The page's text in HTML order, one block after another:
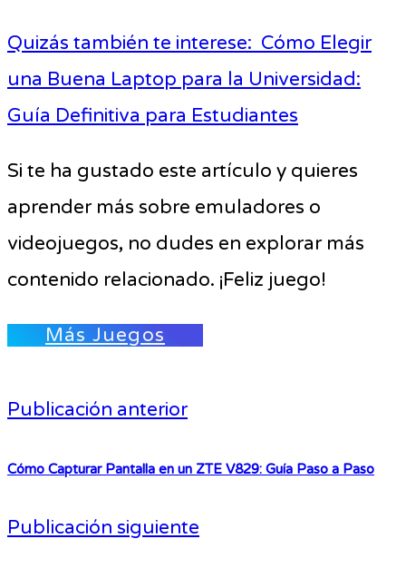
Quizás también te interese: Cómo Elegir
una Buena Laptop para la Universidad:
Guía Definitiva para Estudiantes
Si te ha gustado este artículo y quieres
aprender más sobre emuladores o
videojuegos, no dudes en explorar más
contenido relacionado. ¡Feliz juego!
Más Juegos
Publicación anterior
Cómo Capturar Pantalla en un ZTE V829: Guía Paso a Paso
Publicación siguiente